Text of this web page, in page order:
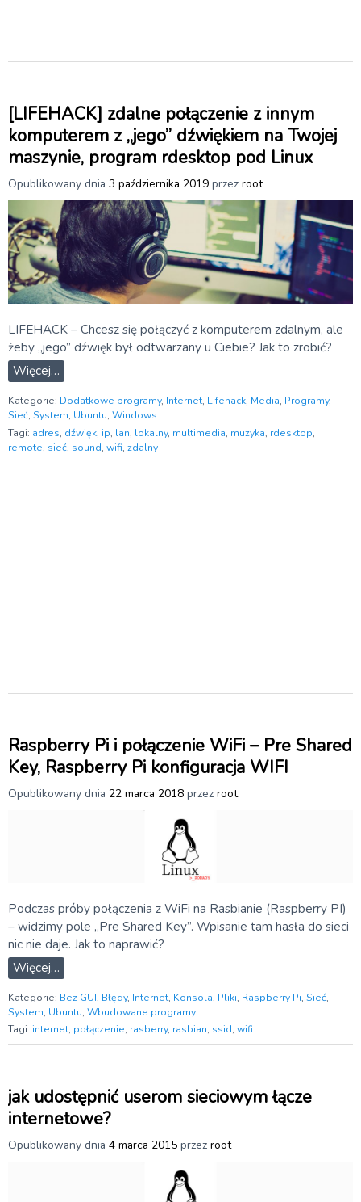
[LIFEHACK] zdalne połączenie z innym
komputerem z „jego” dźwiękiem na Twojej
maszynie, program rdesktop pod Linux
Opublikowany dnia 3 października 2019 przez root
LIFEHACK – Chcesz się połączyć z komputerem zdalnym, ale
żeby „jego” dźwięk był odtwarzany u Ciebie? Jak to zrobić?
Więcej…
Kategorie: Dodatkowe programy, Internet, Lifehack, Media, Programy,
Sieć, System, Ubuntu, Windows
Tagi: adres, dźwięk, ip, lan, lokalny, multimedia, muzyka, rdesktop,
remote, sieć, sound, wifi, zdalny
Raspberry Pi i połączenie WiFi – Pre Shared
Key, Raspberry Pi konfiguracja WIFI
Opublikowany dnia 22 marca 2018 przez root
Podczas próby połączenia z WiFi na Rasbianie (Raspberry PI)
– widzimy pole „Pre Shared Key”. Wpisanie tam hasła do sieci
nic nie daje. Jak to naprawić?
Więcej…
Kategorie: Bez GUI, Błędy, Internet, Konsola, Pliki, Raspberry Pi, Sieć,
System, Ubuntu, Wbudowane programy
Tagi: internet, połączenie, rasberry, rasbian, ssid, wifi
jak udostępnić userom sieciowym łącze
internetowe?
Opublikowany dnia 4 marca 2015 przez root